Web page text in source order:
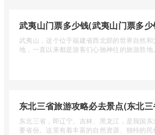
武夷山门票多少钱(武夷山门票多
武夷山，这个位于福建省西北部的世界自然和
地，一直以来都是游客们心驰神往的旅游胜
东北三省，即辽宁、吉林、黑龙江，是我国东
要省份。这里有着丰富的自然资源、独特的